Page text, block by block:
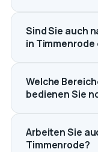
Sind Sie auch
in
Welche
bedienen Sie
Arbeiten Sie
Timmenrode?